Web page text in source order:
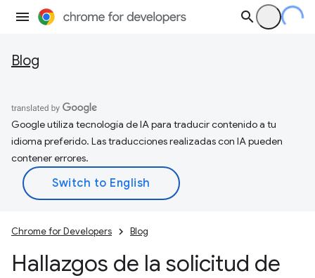
Blog
Google utiliza tecnología de IA para traducir contenido a tu
idioma preferido. Las traducciones realizadas con IA pueden
contener errores.
Chrome for Developers Blog
Hallazgos de la solicitud de